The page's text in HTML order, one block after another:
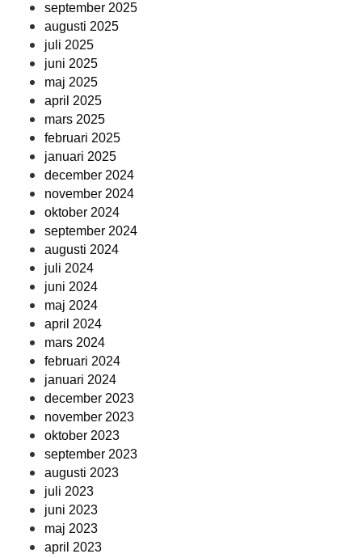
september 2025
augusti 2025
juli 2025
juni 2025
maj 2025
april 2025
mars 2025
februari 2025
januari 2025
december 2024
november 2024
oktober 2024
september 2024
augusti 2024
juli 2024
juni 2024
maj 2024
april 2024
mars 2024
februari 2024
januari 2024
december 2023
november 2023
oktober 2023
september 2023
augusti 2023
juli 2023
juni 2023
maj 2023
april 2023